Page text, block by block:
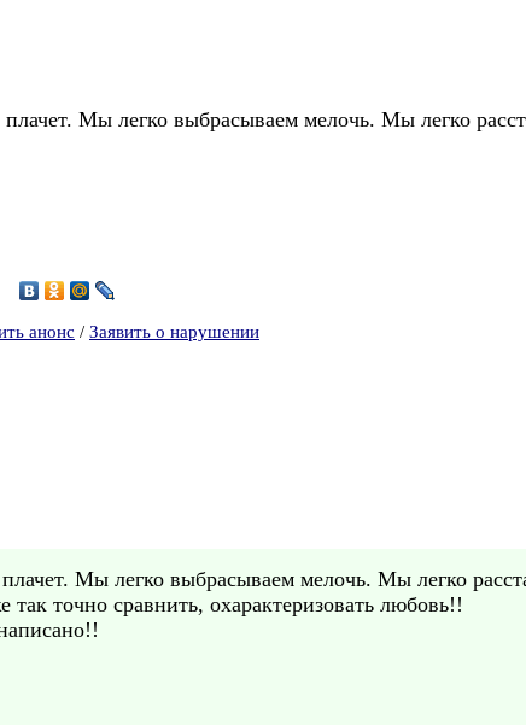
Мы легко выбрасываем мелочь. Мы легко
анонс / Заявить о нарушении
Мы легко выбрасываем мелочь. Мы легко
точно сравнить, охарактеризовать любовь!!